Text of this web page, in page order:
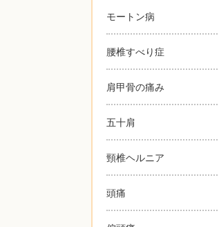
モートン病
腰椎すべり症
肩甲骨の痛み
五十肩
頸椎ヘルニア
頭痛